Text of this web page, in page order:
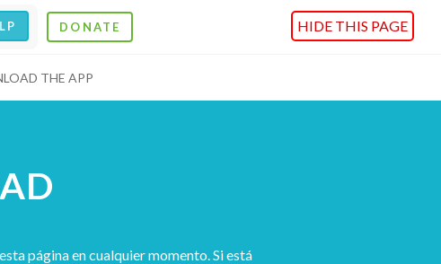
DONATE HIDE THIS PAGE
THE APP
página en cualquier momento. Si está